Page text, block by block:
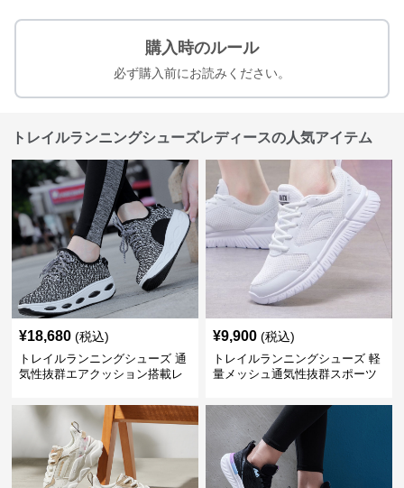
購入時のルール
必ず購入前にお読みください。
トレイルランニングシューズレディースの人気アイテム
¥18,680 (税込)
トレイルランニングシューズ 通
気性抜群エアクッション搭載レ
¥9,900 (税込)
トレイルランニングシューズ 軽
量メッシュ通気性抜群スポーツ